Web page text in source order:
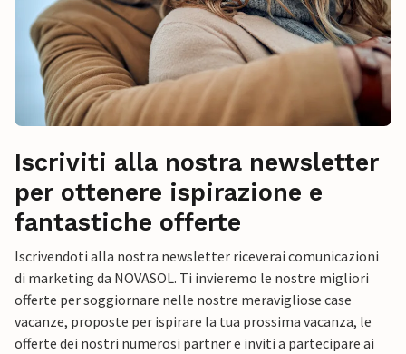
Iscriviti alla nostra newsletter
per ottenere ispirazione e
fantastiche offerte
Iscrivendoti alla nostra newsletter riceverai comunicazioni
di marketing da NOVASOL. Ti invieremo le nostre migliori
offerte per soggiornare nelle nostre meravigliose case
vacanze, proposte per ispirare la tua prossima vacanza, le
offerte dei nostri numerosi partner e inviti a partecipare ai